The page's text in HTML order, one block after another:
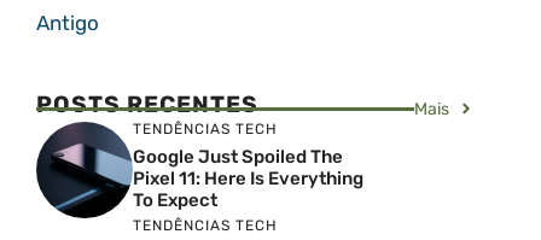
Antigo
POSTS RECENTES Mais
TENDÊNCIAS TECH
Google Just Spoiled The
Pixel 11: Here Is Everything
To Expect
TENDÊNCIAS TECH